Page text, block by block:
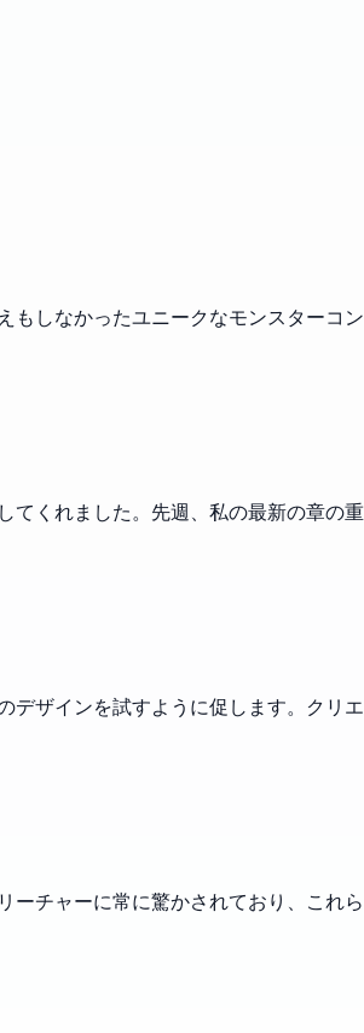
もしなかったユニークなモンスターコン
てくれました。先週、私の最新の章の重
デザインを試すように促します。クリエ
ーチャーに常に驚かされており、これら